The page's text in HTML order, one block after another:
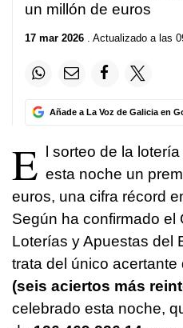
un millón de euros
17 mar 2026 . Actualizado a las
Añade a La Voz de Galicia en
E l sorteo de la
esta noche un
euros, una cifra récord
Según ha confirmado el
Loterías y Apuestas del
trata del único
(seis aciertos más
celebrado esta noche,